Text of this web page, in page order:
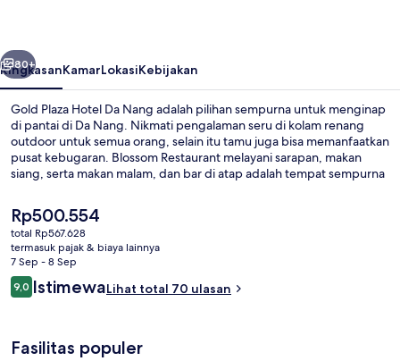
Berikutnya
80+
RingkasanKamarLokasiKebijakan
Gold Plaza Hotel Da Nang adalah pilihan sempurna untuk menginap
di pantai di Da Nang. Nikmati pengalaman seru di kolam renang
outdoor untuk semua orang, selain itu tamu juga bisa memanfaatkan
pusat kebugaran. Blossom Restaurant melayani sarapan, makan
siang, serta makan malam, dan bar di atap adalah tempat sempurna
rooftop, bar tepi kolam renang, dan kolam renang anak. Para
traveler terkesan dengan staf.
Harga
saat
ini
Rp500.554
Rp500.554
total Rp567.628
termasuk pajak & biaya lainnya
7 Sep - 8 Sep
Ulasan
9,09,0 dari 10
IstimewaLihat total 70 ulasan
Fasilitas populer